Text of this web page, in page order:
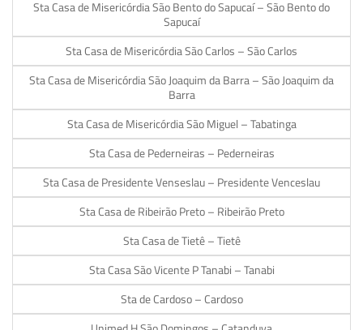
Sta Casa de Misericórdia São Bento do Sapucaí – São Bento do
Sapucaí
Sta Casa de Misericórdia São Carlos – São Carlos
Sta Casa de Misericórdia São Joaquim da Barra – São Joaquim da
Barra
Sta Casa de Misericórdia São Miguel – Tabatinga
Sta Casa de Pederneiras – Pederneiras
Sta Casa de Presidente Venseslau – Presidente Venceslau
Sta Casa de Ribeirão Preto – Ribeirão Preto
Sta Casa de Tietê – Tietê
Sta Casa São Vicente P Tanabi – Tanabi
Sta de Cardoso – Cardoso